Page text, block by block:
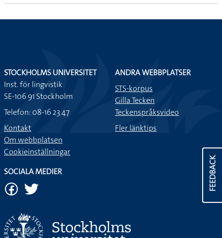
FEEDBACK
STOCKHOLMS UNIVERSITET
Inst. för lingvistik
SE-106 91 Stockholm
Telefon: 08-16 23 47
Kontakt
Om webbplatsen
Cookieinställningar
ANDRA WEBBPLATSER
STS-korpus
Gilla Tecken
Teckenspråksvideo
Fler länktips
SOCIALA MEDIER